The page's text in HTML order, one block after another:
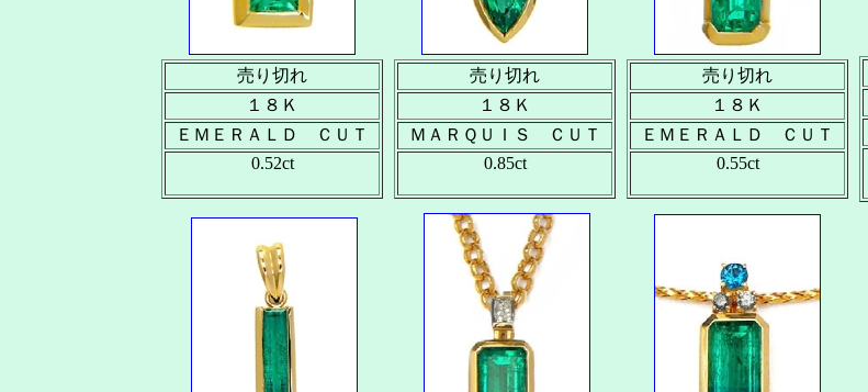
売り切れ
１８Ｋ
ＥＭＥＲＡＬＤ ＣＵＴ
0.52ct
売り切れ
１８Ｋ
ＭＡＲＱＵＩＳ ＣＵＴ
0.85ct
売り切れ
１８Ｋ
ＥＭＥＲＡＬＤ ＣＵＴ
0.55ct